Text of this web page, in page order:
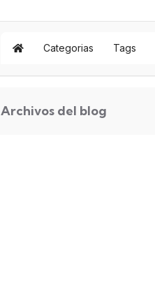
Categorias Tags
Archivos del blog